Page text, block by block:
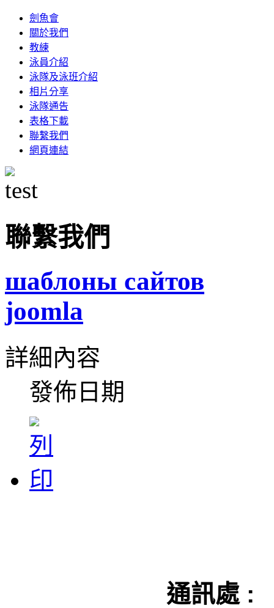
劍魚會
關於我們
教練
泳員介紹
泳隊及泳班介紹
相片分享
泳隊通告
表格下載
聯繫我們
網頁連結
聯繫我們
шаблоны сайтов
joomla
詳細內容
發佈日期
通訊處 :